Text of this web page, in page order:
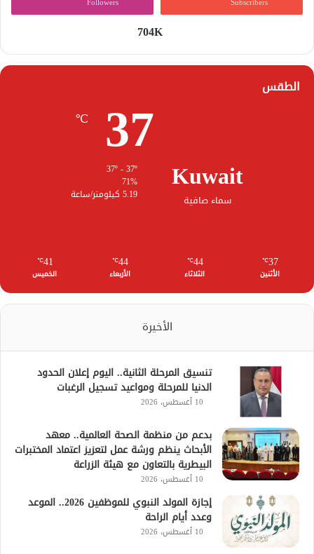
704K
الطقس
Kuwait
سماء صافية
37
℃
71%
5.19 كيلومتر/ساعة
37
℃
الأثنين
44
℃
الثلاثاء
44
℃
الأربعاء
41
℃
الخميس
الأخيرة
تنسيق المرحلة الثانية.. اليوم إعلان الحدود
الدنيا للمرحلة ومواعيد تسجيل الرغبات
10 أغسطس، 2026
بدعم من منظمة الصحة العالمية.. معهد
الأبحاث ينظم ورشة عمل لتعزيز اعتماد المختبرات
البيطرية بالتعاون مع هيئة الزراعة
10 أغسطس، 2026
إجازة المولد النبوي للموظفين 2026.. الموعد
وعدد أيام الراحة
10 أغسطس، 2026